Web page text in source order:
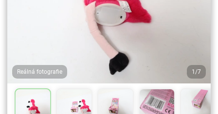
Reálná fotografie 1/7